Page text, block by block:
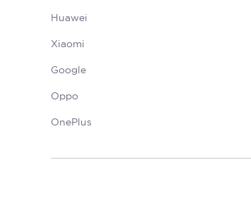
Huawei
Xiaomi
Google
Oppo
OnePlus